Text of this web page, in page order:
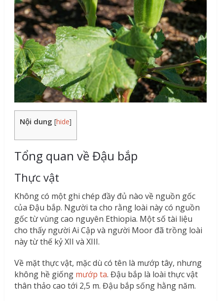
Nội dung [hide]
Tổng quan về Đậu bắp
Thực vật
Không có một ghi chép đầy đủ nào về nguồn gốc
của Đậu bắp. Người ta cho rằng loài này có nguồn
gốc từ vùng cao nguyên Ethiopia. Một số tài liệu
cho thấy người Ai Cập và người Moor đã trồng loài
này từ thế kỷ XII và XIII.
Về mặt thực vật, mặc dù có tên là mướp tây, nhưng
không hề giống mướp ta. Đậu bắp là loài thực vật
thân thảo cao tới 2,5 m. Đậu bắp sống hằng năm.